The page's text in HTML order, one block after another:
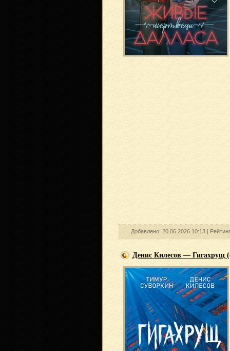
Добавлено: 20.06.2026 10:13 |
Денис Килесов — Гигахрущ